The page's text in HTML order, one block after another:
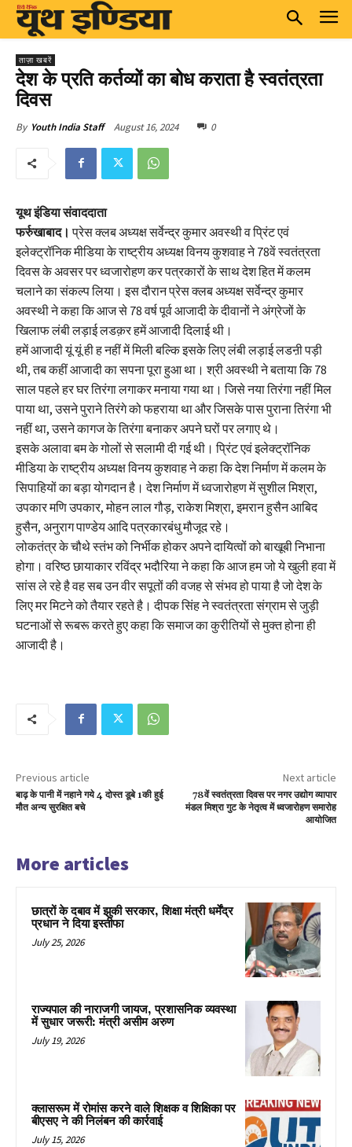
ताज़ा खबरें
देश के प्रति कर्तव्यों का बोध कराता है स्वतंत्रता
दिवस
By Youth India Staff August 16, 2024 0
यूथ इंडिया संवाददाता
फर्रुखाबाद। प्रेस क्लब अध्यक्ष सर्वेन्द्र कुमार अवस्थी व प्रिंट एवं
इलेक्ट्रॉनिक मीडिया के राष्ट्रीय अध्यक्ष विनय कुशवाह ने 78वें स्वतंत्रता
दिवस के अवसर पर ध्वजारोहण कर पत्रकारों के साथ देश हित में कलम
चलाने का संकल्प लिया। इस दौरान प्रेस क्लब अध्यक्ष सर्वेन्द्र कुमार
अवस्थी ने कहा कि आज से 78 वर्ष पूर्व आजादी के दीवानों ने अंग्रेजों के
खिलाफ लंबी लड़ाई लडक़र हमें आजादी दिलाई थी।
हमें आजादी यूं यूं ही ह नहीं में मिली बल्कि इसके लिए लंबी लड़ाई लडऩी पड़ी
थी, तब कहीं आजादी का सपना पूरा हुआ था। श्री अवस्थी ने बताया कि 78
साल पहले हर घर तिरंगा लगाकर मनाया गया था। जिसे नया तिरंगा नहीं मिल
पाया था, उसने पुराने तिरंगे को फहराया था और जिसके पास पुराना तिरंगा भी
नहीं था, उसने कागज के तिरंगा बनाकर अपने घरों पर लगाए थे।
इसके अलावा बम के गोलों से सलामी दी गई थी। प्रिंट एवं इलेक्ट्रॉनिक
मीडिया के राष्ट्रीय अध्यक्ष विनय कुशवाह ने कहा कि देश निर्माण में कलम के
सिपाहियों का बड़ा योगदान है। देश निर्माण में ध्वजारोहण में सुशील मिश्रा,
उपकार मणि उपकार, मोहन लाल गौड़, राकेश मिश्रा, इमरान हुसैन आबिद
हुसैन, अनुराग पाण्डेय आदि पत्रकारबंधु मौजूद रहे।
लोकतंत्र के चौथे स्तंभ को निर्भीक होकर अपने दायित्वों को बाखूबी निभाना
होगा। वरिष्ठ छायाकार रविंद्र भदौरिया ने कहा कि आज हम जो ये खुली हवा में
सांस ले रहे है वह सब उन वीर सपूतों की वजह से संभव हो पाया है जो देश के
लिए मर मिटने को तैयार रहते है। दीपक सिंह ने स्वतंत्रता संग्राम से जुड़ी
घटनाओं से रूबरू करते हुए कहा कि समाज का कुरीतियों से मुक्त होना ही
आजादी है।
Previous article
बाढ़ के पानी में नहाने गये 4 दोस्त डूबे 1की हुई
मौत अन्य सुरक्षित बचे
Next article
78वें स्वतंत्रता दिवस पर नगर उद्योग व्यापार
मंडल मिश्रा गुट के नेतृत्व में ध्वजारोहण समारोह
आयोजित
More articles
छात्रों के दबाव में झुकी सरकार, शिक्षा मंत्री धर्मेंद्र
प्रधान ने दिया इस्तीफा
July 25, 2026
राज्यपाल की नाराजगी जायज, प्रशासनिक व्यवस्था
में सुधार जरूरी: मंत्री असीम अरुण
July 19, 2026
क्लासरूम में रोमांस करने वाले शिक्षक व शिक्षिका पर
बीएसए ने की निलंबन की कार्रवाई
July 15, 2026